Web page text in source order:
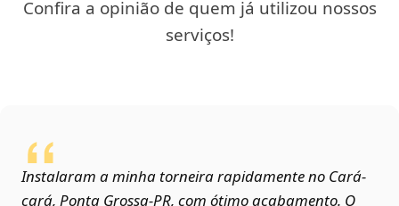
Confira a opinião de quem já utilizou nossos
serviços!
Instalaram a minha torneira rapidamente no Cará-
cará, Ponta Grossa‑PR, com ótimo acabamento. O